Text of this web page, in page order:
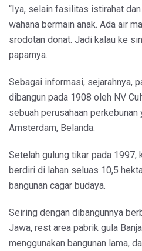
“Iya, selain fasilitas istirahat
wahana bermain anak. Ada air
srodotan donat. Jadi kalau ke
paparnya.
Sebagai informasi, sejarahnya,
dibangun pada 1908 oleh NV
sebuah perusahaan
Amsterdam, Belanda.
Setelah gulung tikar pada 1997,
berdiri di lahan seluas 10,5
bangunan cagar budaya.
Seiring dengan dibangunnya
Jawa, rest area pabrik gula
menggunakan bangunan lama,